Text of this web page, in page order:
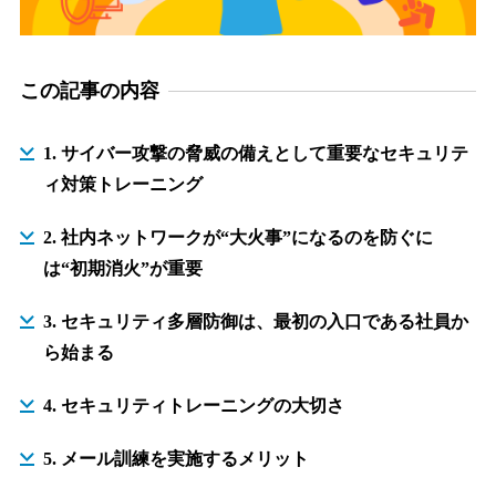
この記事の内容
1. サイバー攻撃の脅威の備えとして重要なセキュリテ
ィ対策トレーニング
2. 社内ネットワークが“大火事”になるのを防ぐに
は“初期消火”が重要
3. セキュリティ多層防御は、最初の入口である社員か
ら始まる
4. セキュリティトレーニングの大切さ
5. メール訓練を実施するメリット